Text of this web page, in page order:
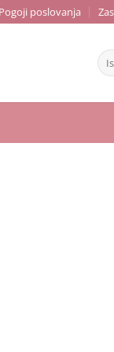
poslovanja